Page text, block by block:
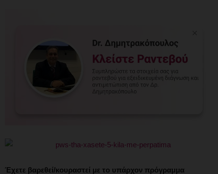
Έχετε βαρεθεί/κουραστεί με το υπάρχον πρόγραμμα